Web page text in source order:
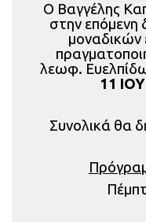
Ο Βαγγέλης
στην επόμενη
μοναδικών
λεωφ.
11
Συνολικά θα